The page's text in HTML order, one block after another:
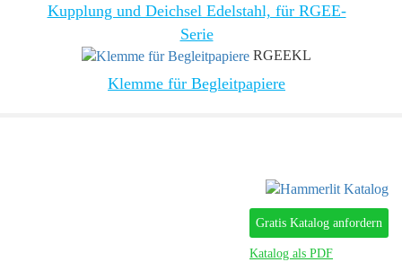
Kupplung und Deichsel Edelstahl, für RGEE-
Serie
RGEEKL
Klemme für Begleitpapiere
Gratis Katalog anfordern
Katalog als PDF